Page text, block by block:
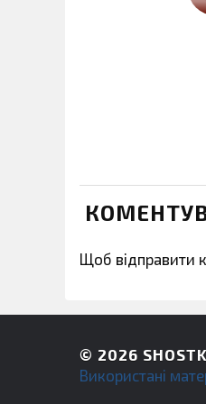
Щоб відправити
© 2026
Використані